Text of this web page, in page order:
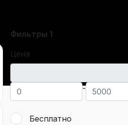
Фильтры 1
Цена
-
Бесплатно